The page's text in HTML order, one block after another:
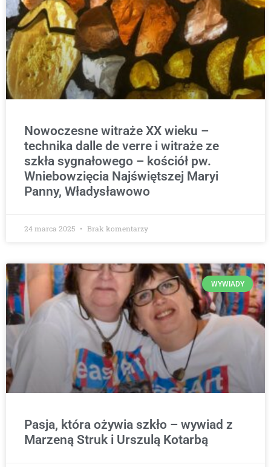
Nowoczesne witraże XX wieku –
technika dalle de verre i witraże ze
szkła sygnałowego – kościół pw.
Wniebowzięcia Najświętszej Maryi
Panny, Władysławowo
24 marca 2025 Brak komentarzy
WYWIADY
Pasja, która ożywia szkło – wywiad z
Marzeną Struk i Urszulą Kotarbą